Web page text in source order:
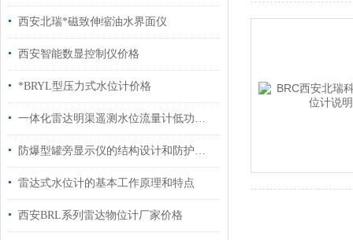
西安北瑞*磁致伸缩油水界面仪
西安智能数显控制仪价格
*BRYL型压力式水位计价格
一体化雷达明渠遥测水位流量计低功耗设计在太阳能供电中的应用
防爆型罐旁显示仪的结构设计和防护措施探讨
雷达式水位计的基本工作原理和特点
西安BRL系列雷达物位计厂家价格